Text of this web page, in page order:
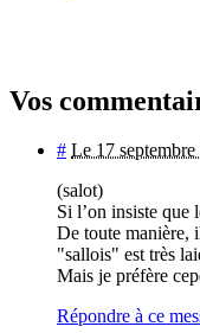
Vos
# Le 17
(salot)
Si l’on insiste que
De toute manière,
"sallois" est très
Mais je préfère
Répondre à ce